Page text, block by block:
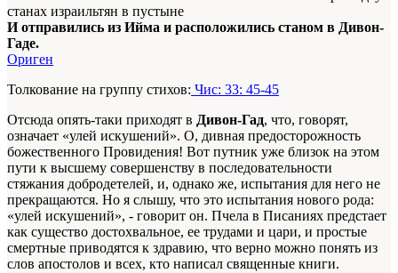
станах израильтян в пустыне
И отправились из Ийма и расположились станом в Дивон-
Гаде.
Ориген
Толкование на группу стихов: Чис: 33: 45-45
Отсюда опять-таки приходят в Дивон-Гад, что, говорят,
означает «улей искушений». О, дивная предосторожность
божественного Провидения! Вот путник уже близок на этом
пути к высшему совершенству в последовательности
стяжания добродетелей, и, однако же, испытания для него не
прекращаются. Но я слышу, что это испытания нового рода:
«улей искушений», - говорит он. Пчела в Писаниях предстает
как существо достохвальное, ее трудами и цари, и простые
смертные приводятся к здравию, что верно можно понять из
слов апостолов и всех, кто написал священные книги.